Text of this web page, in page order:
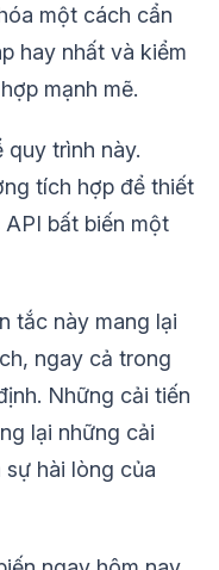
một cách cẩn
hay nhất và kiểm
mạnh mẽ.
trình này.
tích hợp để thiết
bất biến một
tắc này mang lại
ngay cả trong
Những cải tiến
lại những cải
hài lòng của